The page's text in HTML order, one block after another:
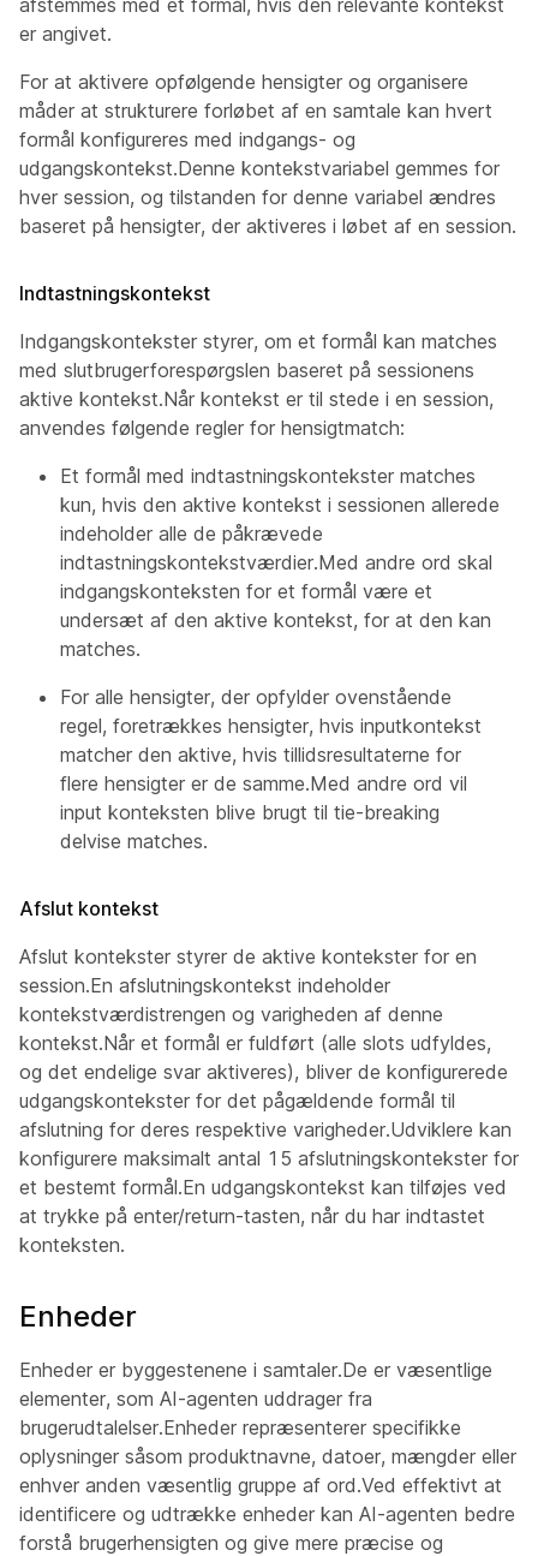
afstemmes med et formål, hvis den relevante kontekst
er angivet.
For at aktivere opfølgende hensigter og organisere
måder at strukturere forløbet af en samtale kan hvert
formål konfigureres med indgangs- og
udgangskontekst.Denne kontekstvariabel gemmes for
hver session, og tilstanden for denne variabel ændres
baseret på hensigter, der aktiveres i løbet af en session.
Indtastningskontekst
Indgangskontekster styrer, om et formål kan matches
med slutbrugerforespørgslen baseret på sessionens
aktive kontekst.Når kontekst er til stede i en session,
anvendes følgende regler for hensigtmatch:
Et formål med indtastningskontekster matches
kun, hvis den aktive kontekst i sessionen allerede
indeholder alle de påkrævede
indtastningskontekstværdier.Med andre ord skal
indgangskonteksten for et formål være et
undersæt af den aktive kontekst, for at den kan
matches.
For alle hensigter, der opfylder ovenstående
regel, foretrækkes hensigter, hvis inputkontekst
matcher den aktive, hvis tillidsresultaterne for
flere hensigter er de samme.Med andre ord vil
input konteksten blive brugt til tie-breaking
delvise matches.
Afslut kontekst
Afslut kontekster styrer de aktive kontekster for en
session.En afslutningskontekst indeholder
kontekstværdistrengen og varigheden af denne
kontekst.Når et formål er fuldført (alle slots udfyldes,
og det endelige svar aktiveres), bliver de konfigurerede
udgangskontekster for det pågældende formål til
afslutning for deres respektive varigheder.Udviklere kan
konfigurere maksimalt antal 15 afslutningskontekster for
et bestemt formål.En udgangskontekst kan tilføjes ved
at trykke på enter/return-tasten, når du har indtastet
konteksten.
Enheder
Enheder er byggestenene i samtaler.De er væsentlige
elementer, som AI-agenten uddrager fra
brugerudtalelser.Enheder repræsenterer specifikke
oplysninger såsom produktnavne, datoer, mængder eller
enhver anden væsentlig gruppe af ord.Ved effektivt at
identificere og udtrække enheder kan AI-agenten bedre
forstå brugerhensigten og give mere præcise og